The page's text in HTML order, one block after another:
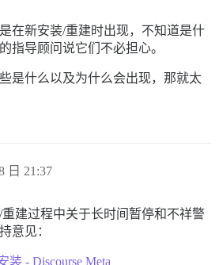
在新安装/重建时出现，不知道是什
指导顾问说它们不必担心。
是什么以及为什么会出现，那就太
日 21:37
建过程中关于长时间暂停和不祥警
意见：
- Discourse Meta